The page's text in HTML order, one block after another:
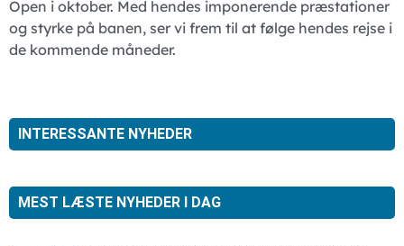
Open i oktober. Med hendes imponerende præstationer
og styrke på banen, ser vi frem til at følge hendes rejse i
de kommende måneder.
INTERESSANTE NYHEDER
MEST LÆSTE NYHEDER I DAG